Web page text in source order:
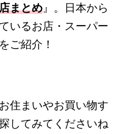
まとめ 』。日本から
いるお店・スーパー
ご紹介！
住まいやお買い物す
してみてくださいね